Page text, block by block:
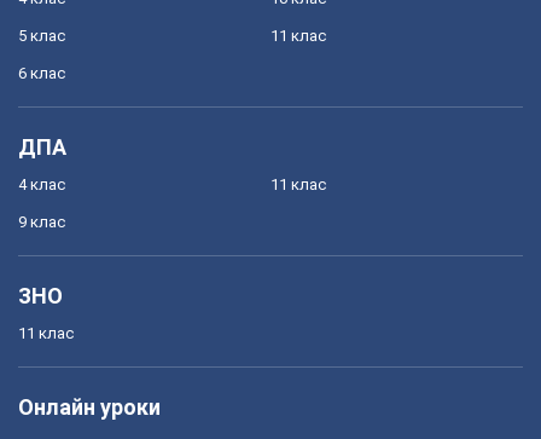
5 клас
6 клас
11 клас
ДПА
4 клас
9 клас
11 клас
ЗНО
11 клас
Онлайн уроки